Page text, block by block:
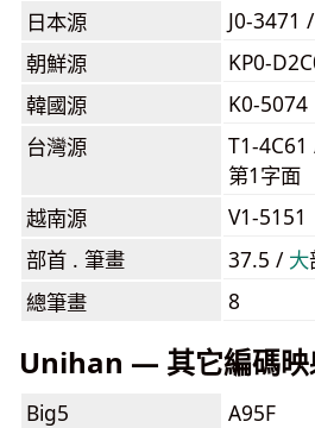
日本源
J0-3471
朝鮮源
KP0-
韓國源
K0-5074
台灣源
T1-
第1字面
越南源
V1-5151
部首 . 筆畫
37.5 / ⼤
總筆畫
8
Unihan — 其它編碼映
Big5
A95F